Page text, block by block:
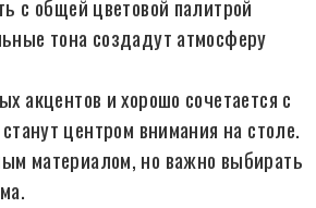
с общей цветовой палитрой
тона создадут атмосферу
акцентов и хорошо сочетается с
центром внимания на столе.
материалом, но важно выбирать